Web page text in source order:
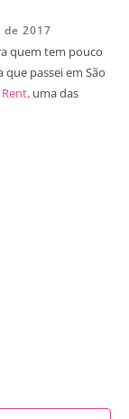
de 2017
quem tem pouco
passei em São
uma das